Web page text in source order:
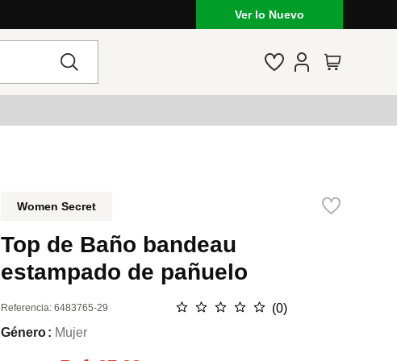
Ver lo Nuevo
Women Secret
Top de Baño bandeau
estampado de pañuelo
Referencia:6483765-29 ☆ ☆ ☆ ☆ ☆ (0)
Género
Mujer